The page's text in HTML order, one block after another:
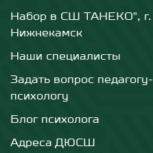
Набор в СШ ТАНЕКО", г.
Нижнекамск
Наши специалисты
Задать вопрос педагогу-
психологу
Блог психолога
Адреса ДЮСШ